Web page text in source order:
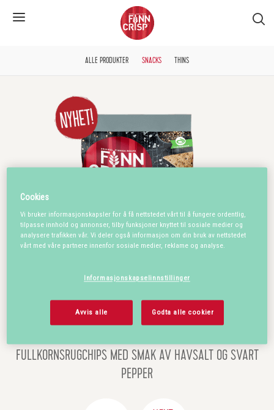
S�k
ALLE PRODUKTER SNACKS THINS
Produkter Snacks FINN CRISP Sea Salt & Black Pepper Snack
SEA SALT & BLACK PEPPER
SNACK
FULLKORNSRUGCHIPS MED SMAK AV HAVSALT OG SVART
PEPPER
Cookies
Vi bruker informasjonskapsler for å få nettstedet vårt til å fungere ordentlig,
tilpasse innhold og annonser, tilby funksjoner knyttet til sosiale medier og
analysere trafikken vår. Vi deler også informasjon om din bruk av nettstedet
vårt med våre partnere innenfor sosiale medier, reklame og analyse.
Informasjonskapselinnstillinger
Avvis alle Godta alle cookier